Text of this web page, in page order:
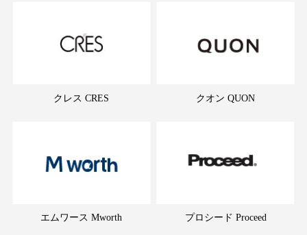
クレス CRES クオン QUON
エムワース Mworth プロシード Proceed